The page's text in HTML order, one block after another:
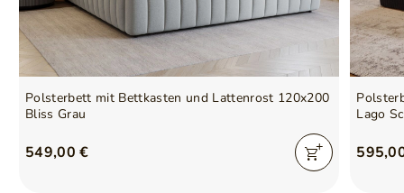
Polsterbett mit Bettkasten und Lattenrost 120x200
Bliss Grau
549,00 €
Lago